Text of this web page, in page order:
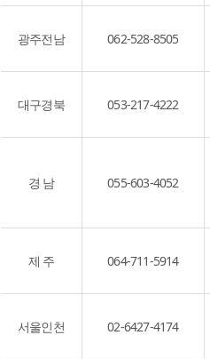
광주전남 062-528-8505
대구경북 053-217-4222
경 남 055-603-4052
제 주 064-711-5914
서울인천 02-6427-4174